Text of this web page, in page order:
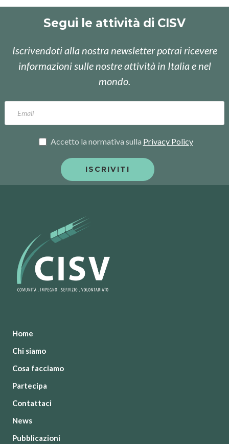
Segui le attività di CISV
Iscrivendoti alla nostra newsletter potrai ricevere
informazioni sulle nostre attività in Italia e nel
mondo.
Accetto la normativa sulla Privacy Policy
Home
Chi siamo
Cosa facciamo
Partecipa
Contattaci
News
Pubblicazioni